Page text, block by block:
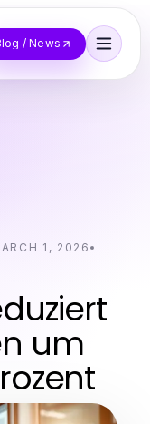
/ News
1, 2026
um